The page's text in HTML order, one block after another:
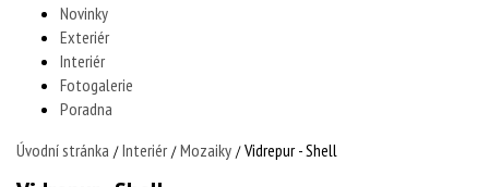
Novinky
Exteriér
Interiér
Fotogalerie
Poradna
Úvodní stránka / Interiér / Mozaiky / Vidrepur - Shell